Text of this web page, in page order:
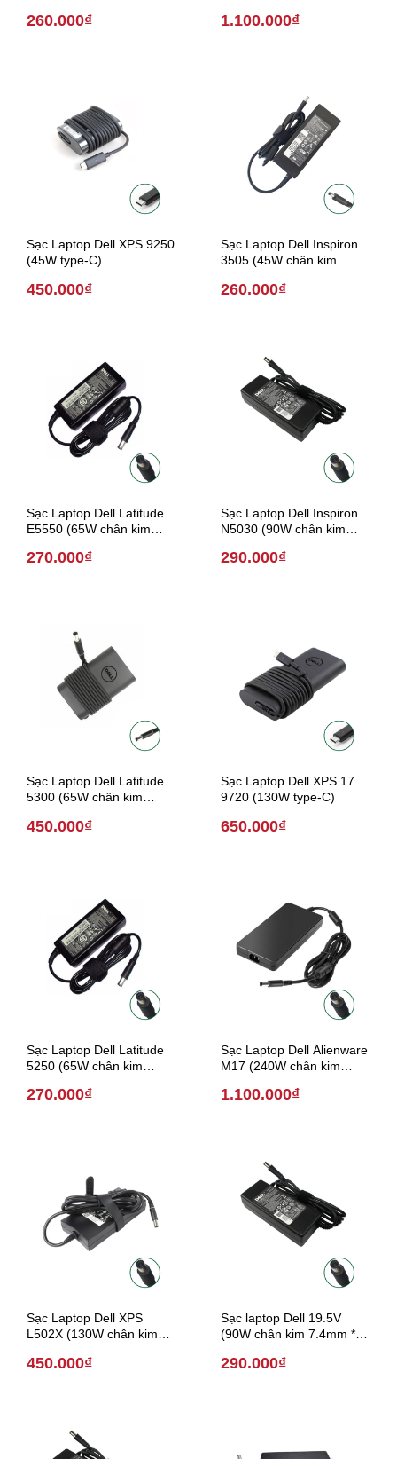
260.000₫ 1.100.000₫
Sạc Laptop Dell XPS 9250
(45W type-C)
450.000₫
Sạc Laptop Dell Inspiron
3505 (45W chân kim
260.000₫
Sạc Laptop Dell Latitude
E5550 (65W chân kim
270.000₫
Sạc Laptop Dell Inspiron
N5030 (90W chân kim
290.000₫
Sạc Laptop Dell Latitude
5300 (65W chân kim
450.000₫
Sạc Laptop Dell XPS 17
9720 (130W type-C)
650.000₫
Sạc Laptop Dell Latitude
5250 (65W chân kim
270.000₫
Sạc Laptop Dell Alienware
M17 (240W chân kim
1.100.000₫
Sạc Laptop Dell XPS
L502X (130W chân kim
450.000₫
Sạc laptop Dell 19.5V
(90W chân kim 7.4mm *
290.000₫